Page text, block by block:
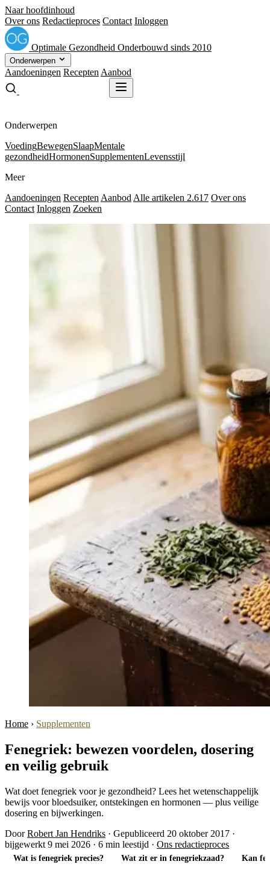
Naar hoofdinhoud
Over ons Redactieproces Contact Inloggen
Optimale Gezondheid Onderbouwd sinds 2010
Onderwerpen
Aandoeningen Recepten Aanbod
Onderwerpen
VoedingBewegenSlaapMentale
gezondheidHormonenSupplementenLevensstijl
Meer
Aandoeningen Recepten Aanbod Alle artikelen 2.617 Over ons
Contact Inloggen Zoeken
Home › Supplementen
Fenegriek: bewezen voordelen, dosering
en veilig gebruik
Wat doet fenegriek voor je gezondheid? Lees het wetenschappelijk
bewijs voor bloedsuiker, ontstekingen en hormonen — plus veilige
dosering en bijwerkingen.
DoorRobert Jan Hendriks · Gepubliceerd 20 oktober 2017 ·
bijgewerkt 9 mei 2026 · 6 min leestijd · Ons redactieproces
Wat is fenegriek precies? Wat zit er in fenegriekzaad? Kan